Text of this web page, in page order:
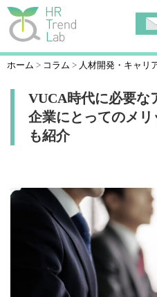
ホーム コラム 人材開発・キャリ
VUCA時代に必要な
企業にとってのメリ
も紹介